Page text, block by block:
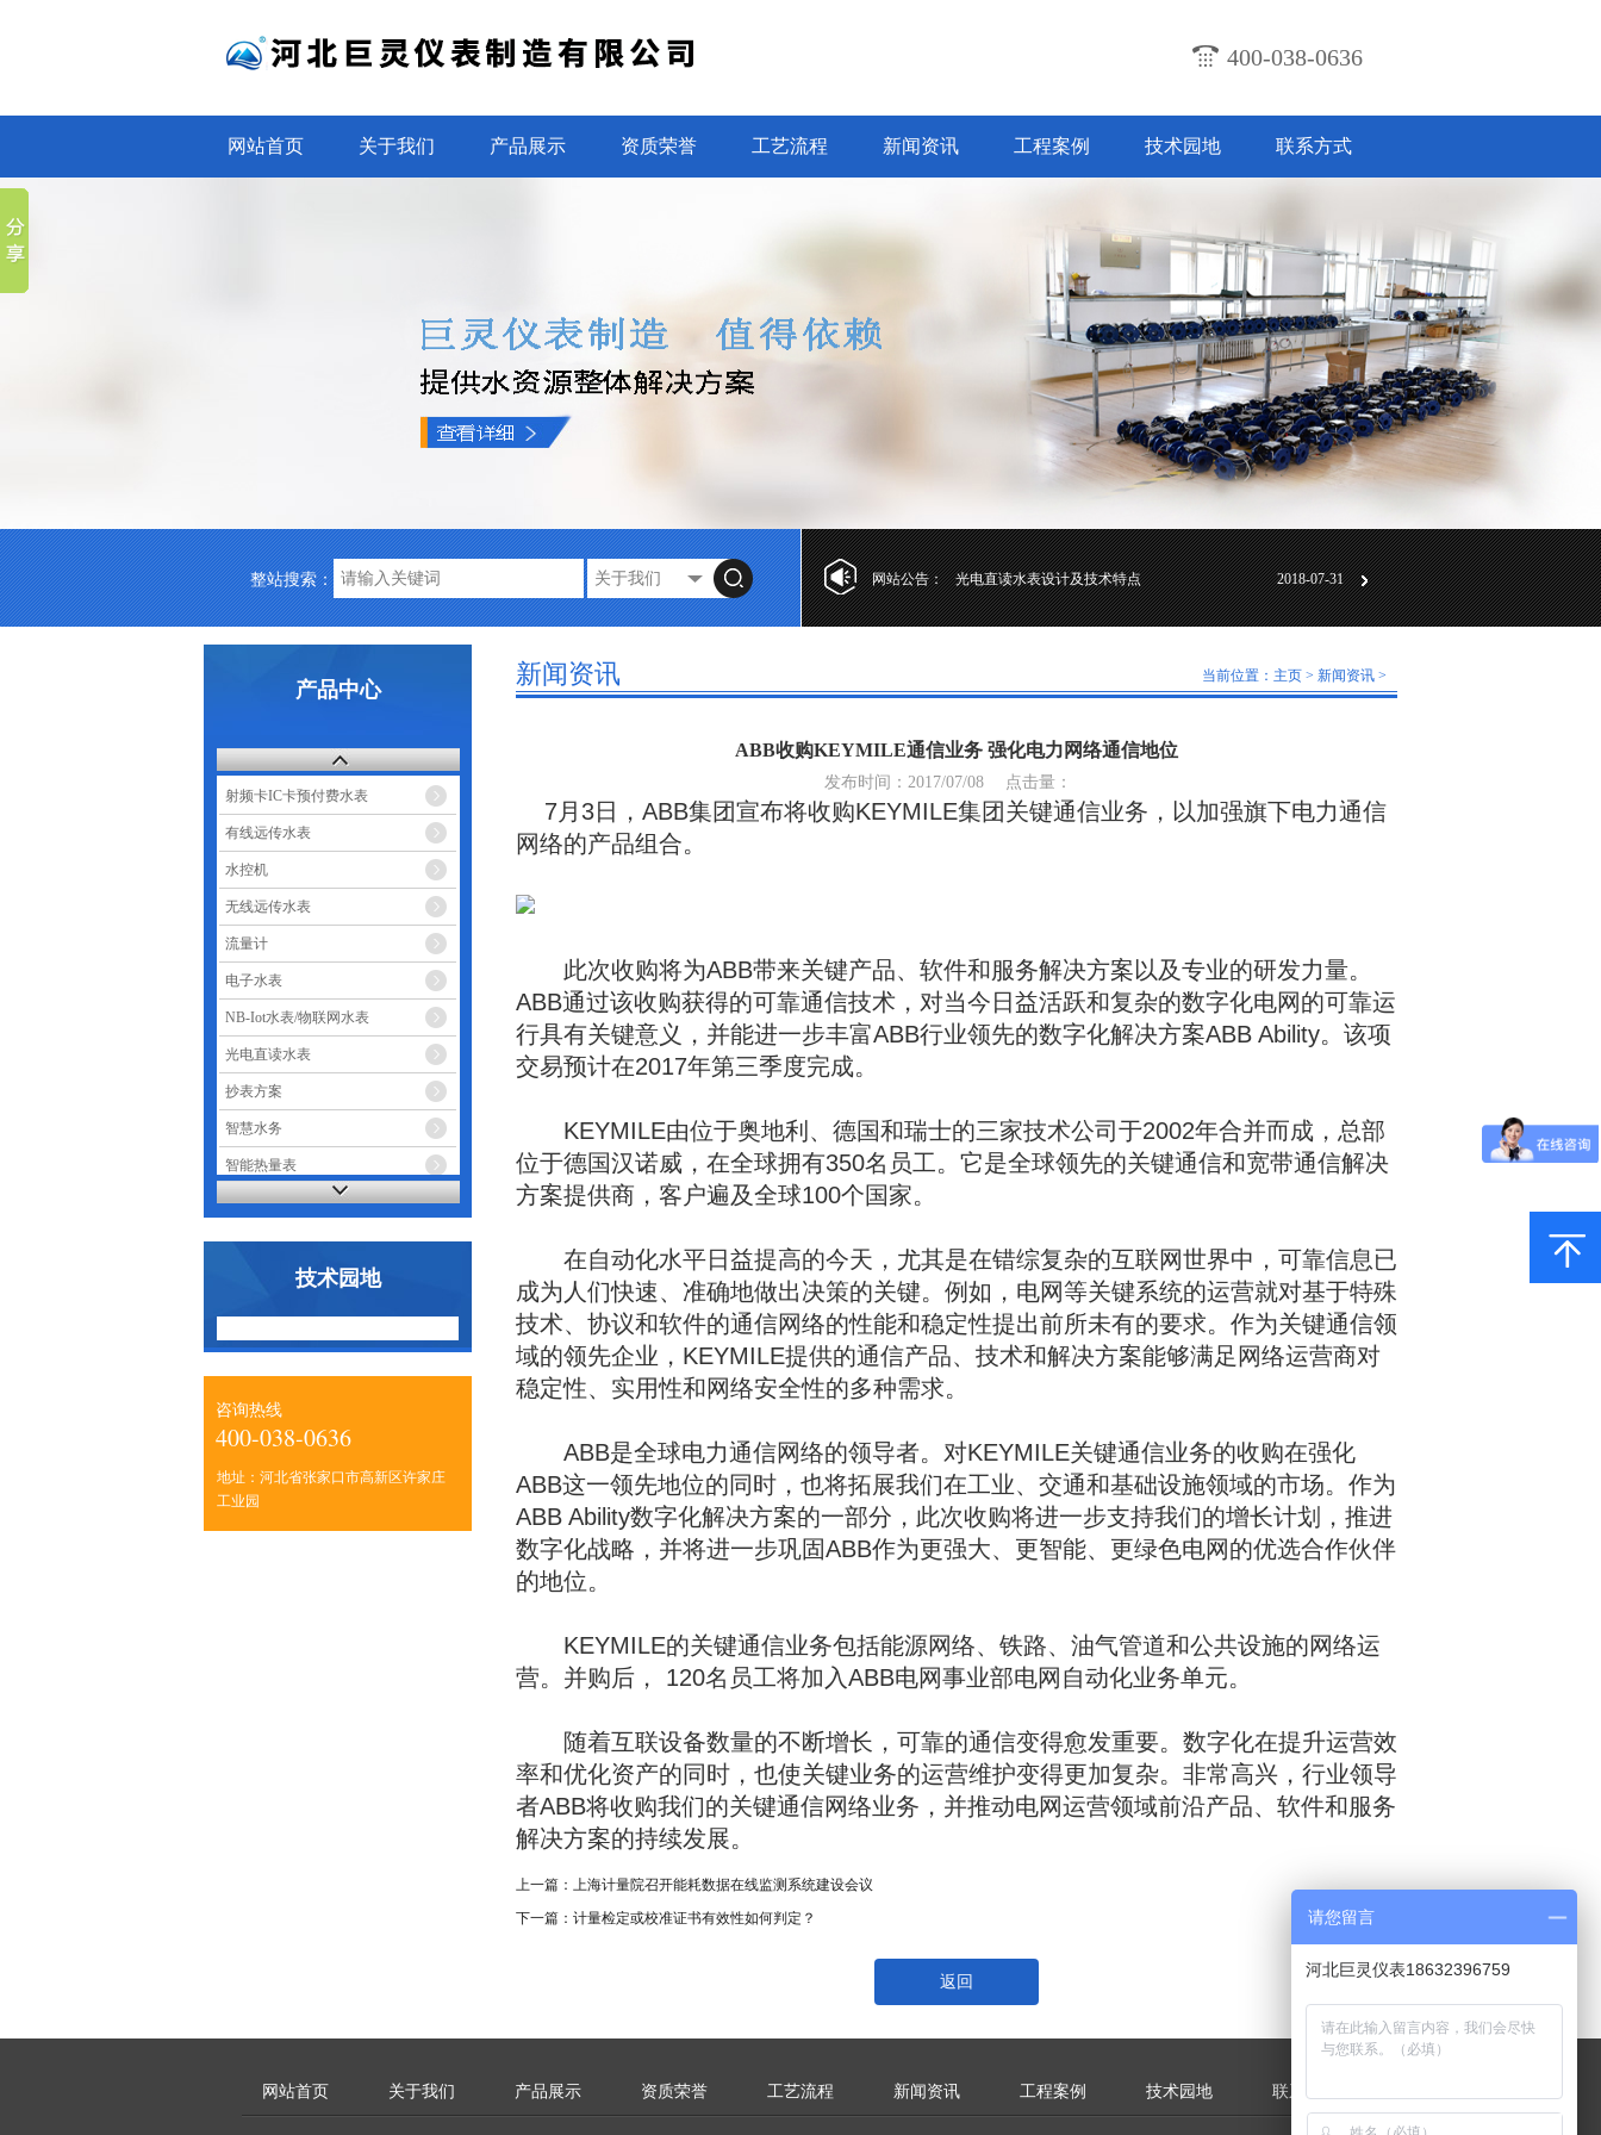
400-038-0636
网站首页 关于我们 产品展示 资质荣誉 工艺流程 新闻资讯 工程案例 技术园地 联系方式
整站搜索： 网站公告： 光电直读水表设计及技术特点 2018-07-31
第十七届“工业自动化标准化”研讨会成 2018-06-01
2018-07-31
复式水表的特点及工作原理
产品中心
射频卡IC卡预付费水表
有线远传水表
水控机
无线远传水表
流量计
电子水表
NB-Iot水表/物联网水表
光电直读水表
抄表方案
智慧水务
智能热量表
智能电表
技术园地
咨询热线
400-038-0636
地址：河北省张家口市高新区许家庄
工业园
新闻资讯 当前位置： 主页 > 新闻资讯 >
ABB收购KEYMILE通信业务 强化电力网络通信地位
发布时间：2017/07/08 点击量：
7月3日，ABB集团宣布将收购KEYMILE集团关键通信业务，以加强旗下电力通信
网络的产品组合。
此次收购将为ABB带来关键产品、软件和服务解决方案以及专业的研发力量。
ABB通过该收购获得的可靠通信技术，对当今日益活跃和复杂的数字化电网的可靠运
行具有关键意义，并能进一步丰富ABB行业领先的数字化解决方案ABB Ability。该项
交易预计在2017年第三季度完成。
KEYMILE由位于奥地利、德国和瑞士的三家技术公司于2002年合并而成，总部
位于德国汉诺威，在全球拥有350名员工。它是全球领先的关键通信和宽带通信解决
方案提供商，客户遍及全球100个国家。
在自动化水平日益提高的今天，尤其是在错综复杂的互联网世界中，可靠信息已
成为人们快速、准确地做出决策的关键。例如，电网等关键系统的运营就对基于特殊
技术、协议和软件的通信网络的性能和稳定性提出前所未有的要求。作为关键通信领
域的领先企业，KEYMILE提供的通信产品、技术和解决方案能够满足网络运营商对
稳定性、实用性和网络安全性的多种需求。
ABB是全球电力通信网络的领导者。对KEYMILE关键通信业务的收购在强化
ABB这一领先地位的同时，也将拓展我们在工业、交通和基础设施领域的市场。作为
ABB Ability数字化解决方案的一部分，此次收购将进一步支持我们的增长计划，推进
数字化战略，并将进一步巩固ABB作为更强大、更智能、更绿色电网的优选合作伙伴
的地位。
KEYMILE的关键通信业务包括能源网络、铁路、油气管道和公共设施的网络运
营。并购后， 120名员工将加入ABB电网事业部电网自动化业务单元。
随着互联设备数量的不断增长，可靠的通信变得愈发重要。数字化在提升运营效
率和优化资产的同时，也使关键业务的运营维护变得更加复杂。非常高兴，行业领导
者ABB将收购我们的关键通信网络业务，并推动电网运营领域前沿产品、软件和服务
解决方案的持续发展。
上一篇： 上海计量院召开能耗数据在线监测系统建设会议
下一篇： 计量检定或校准证书有效性如何判定？
返回
网站首页 关于我们 产品展示 资质荣誉 工艺流程 新闻资讯 工程案例 技术园地 联系方式
请您留言
河北巨灵仪表18632396759